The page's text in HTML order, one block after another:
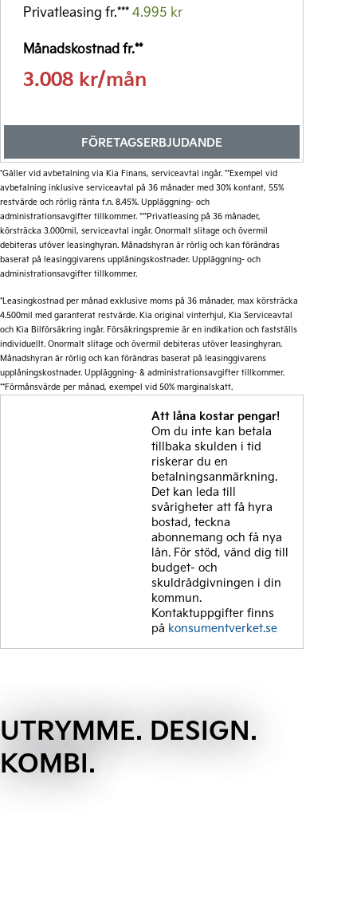
hyra, restvärde beroende på modell. Uppläggning- & aviavgifter
tillkommer. Månadshyran är rörlig och kan förändras baserat på
**Förmånsvärde per månad, exempel vid 50% marginalskatt.
Privatleasing fr.***4.995 kr
Månadskostnad fr.**
3.008 kr/mån
Företagsleasing*
3.651 kr/mån
Företagskampanj 437.000 kr
Läs mer
Förmånsvärde fr.**
4.025 kr/mån
*Kia Företagsleasing exkl. moms 36 månader, 20% första förhöjd
hyra, restvärde beroende på modell. Uppläggning- & aviavgifter
tillkommer. Månadshyran är rörlig och kan förändras baserat på
framtida justeringar i leasegivarens upplåningskostnader.
**Förmånsvärde per månad, exempel vid 50% marginalskatt.
FÖRETAGSERBJUDANDE
*Gäller vid avbetalning via Kia Finans, serviceavtal ingår. **Exempel vid
avbetalning inklusive serviceavtal på 36 månader med 30% kontant, 55%
restvärde och rörlig ränta f.n. 8.45%. Uppläggning- och
administrationsavgifter tillkommer. ***Privatleasing på 36 månader,
körsträcka 3.000mil, serviceavtal ingår. Onormalt slitage och övermil
debiteras utöver leasinghyran. Månadshyran är rörlig och kan förändras
baserat på leasinggivarens upplåningskostnader. Uppläggning- och
administrationsavgifter tillkommer.
*Leasingkostnad per månad exklusive moms på 36 månader, max körsträcka
4.500mil med garanterat restvärde. Kia original vinterhjul, Kia Serviceavtal
och Kia Bilförsäkring ingår. Försäkringspremie är en indikation och fastställs
individuellt. Onormalt slitage och övermil debiteras utöver leasinghyran.
Månadshyran är rörlig och kan förändras baserat på leasinggivarens
upplåningskostnader. Uppläggning- & administrationsavgifter tillkommer.
**Förmånsvärde per månad, exempel vid 50% marginalskatt.
Att låna kostar pengar!
Om du inte kan betala
tillbaka skulden i tid
riskerar du en
betalningsanmärkning.
Det kan leda till
svårigheter att få hyra
bostad, teckna
abonnemang och få nya
lån. För stöd, vänd dig till
budget- och
skuldrådgivningen i din
kommun.
Kontaktuppgifter finns
på konsumentverket.se
UTRYMME. DESIGN.
KOMBI.